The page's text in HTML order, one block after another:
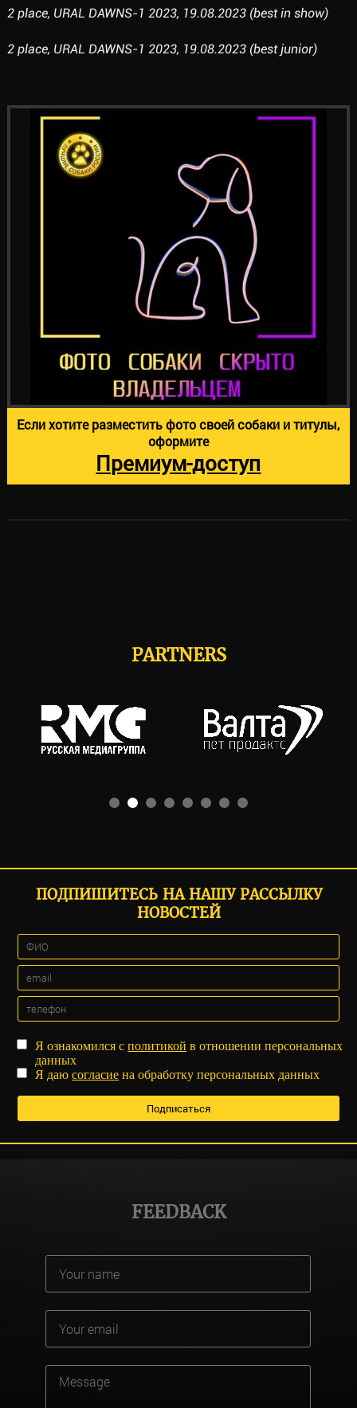
2 place, URAL DAWNS-1 2023, 19.08.2023 (best in show)
2 place, URAL DAWNS-1 2023, 19.08.2023 (best junior)
Если хотите разместить фото своей собаки и титулы,
оформите
Премиум-доступ
PARTNERS
ПОДПИШИТЕСЬ НА НАШУ РАССЫЛКУ
НОВОСТЕЙ
Я ознакомился сполитикой в отношении персональных
данных
Я даюсогласие на обработку персональных данных
FEEDBACK